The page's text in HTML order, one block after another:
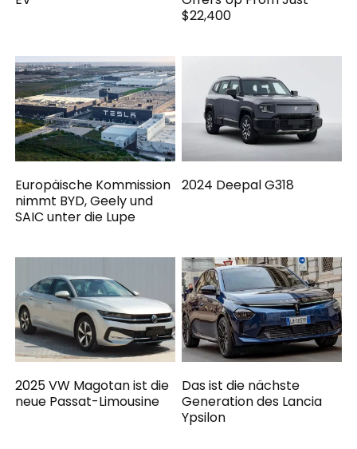
$22,400
Europäische Kommission
nimmt BYD, Geely und
SAIC unter die Lupe
2024 Deepal G318
2025 VW Magotan ist die
neue Passat-Limousine
Das ist die nächste
Generation des Lancia
Ypsilon